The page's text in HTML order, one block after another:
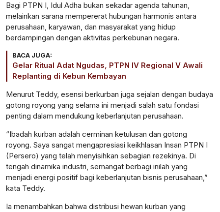
Bagi PTPN I, Idul Adha bukan sekadar agenda tahunan,
melainkan sarana mempererat hubungan harmonis antara
perusahaan, karyawan, dan masyarakat yang hidup
berdampingan dengan aktivitas perkebunan negara.
BACA JUGA:
Gelar Ritual Adat Ngudas, PTPN IV Regional V Awali
Replanting di Kebun Kembayan
Menurut Teddy, esensi berkurban juga sejalan dengan budaya
gotong royong yang selama ini menjadi salah satu fondasi
penting dalam mendukung keberlanjutan perusahaan.
“Ibadah kurban adalah cerminan ketulusan dan gotong
royong. Saya sangat mengapresiasi keikhlasan Insan PTPN I
(Persero) yang telah menyisihkan sebagian rezekinya. Di
tengah dinamika industri, semangat berbagi inilah yang
menjadi energi positif bagi keberlanjutan bisnis perusahaan,”
kata Teddy.
Ia menambahkan bahwa distribusi hewan kurban yang